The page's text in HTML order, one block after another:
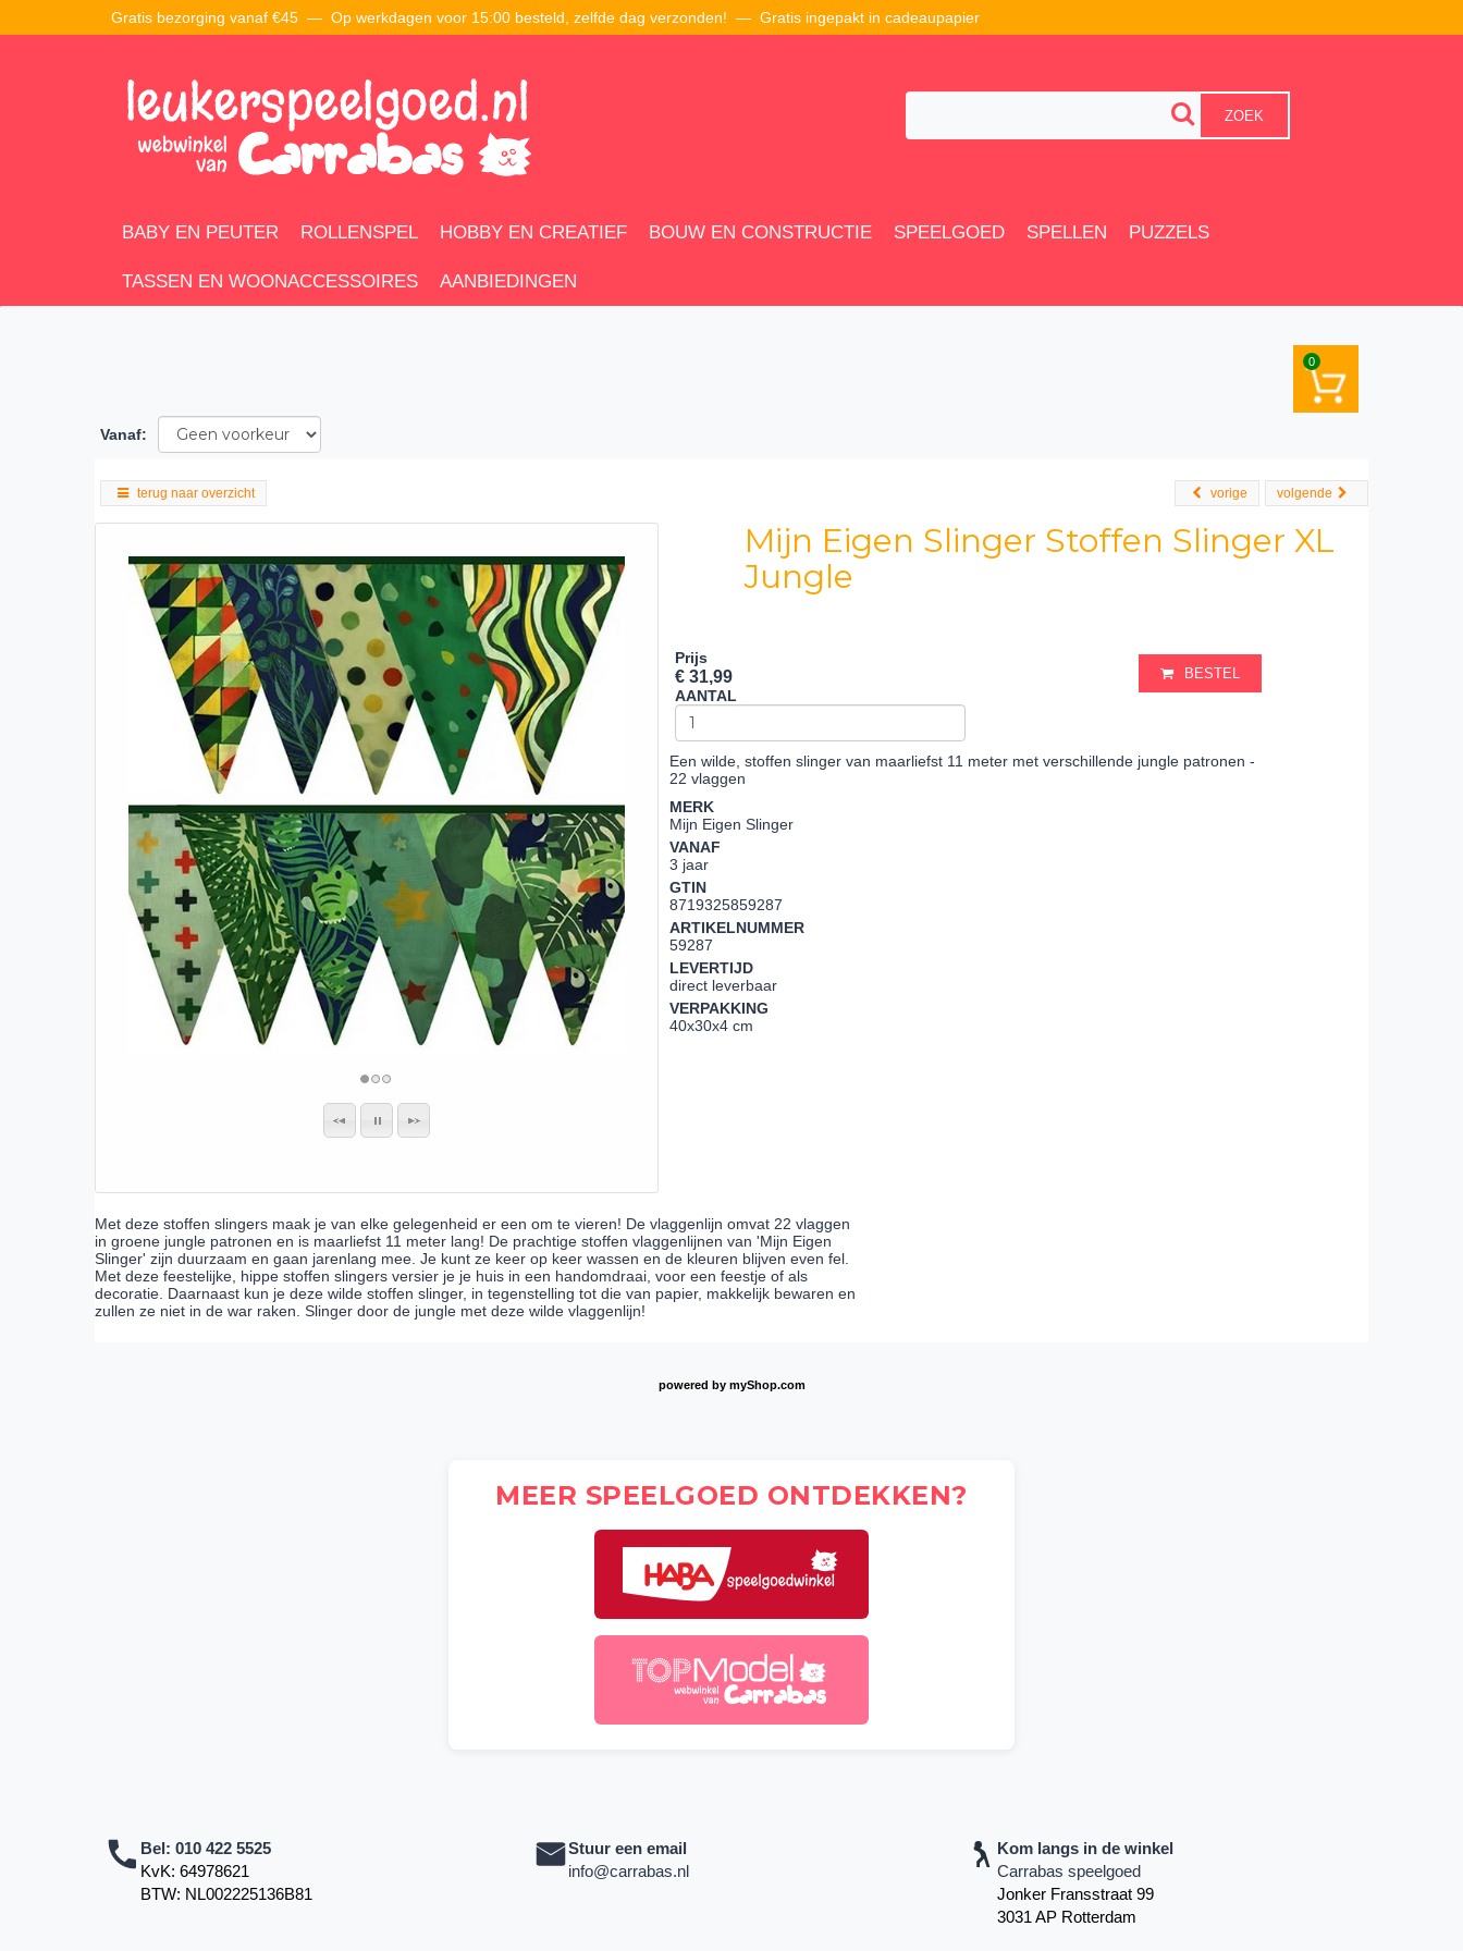
Gratis bezorging vanaf €45 — Op werkdagen voor 15:00 besteld, zelfde dag verzonden! — Gratis ingepakt in cadeaupapier
ZOEK
BABY EN PEUTER ROLLENSPEL HOBBY EN CREATIEF BOUW EN CONSTRUCTIE SPEELGOED SPELLEN PUZZELS
TASSEN EN WOONACCESSOIRES AANBIEDINGEN
0
Vanaf:
terug naar overzicht volgende
vorige
Mijn Eigen Slinger Stoffen Slinger XL
Jungle
Prijs
€ 31,99
AANTAL
BESTEL
Een wilde, stoffen slinger van maarliefst 11 meter met verschillende jungle patronen -
22 vlaggen
MERK
Mijn Eigen Slinger
VANAF
3 jaar
GTIN
8719325859287
ARTIKELNUMMER
59287
LEVERTIJD
direct leverbaar
VERPAKKING
40x30x4 cm
Met deze stoffen slingers maak je van elke gelegenheid er een om te vieren! De vlaggenlijn omvat 22 vlaggen
in groene jungle patronen en is maarliefst 11 meter lang! De prachtige stoffen vlaggenlijnen van 'Mijn Eigen
Slinger' zijn duurzaam en gaan jarenlang mee. Je kunt ze keer op keer wassen en de kleuren blijven even fel.
Met deze feestelijke, hippe stoffen slingers versier je je huis in een handomdraai, voor een feestje of als
decoratie. Daarnaast kun je deze wilde stoffen slinger, in tegenstelling tot die van papier, makkelijk bewaren en
zullen ze niet in de war raken. Slinger door de jungle met deze wilde vlaggenlijn!
powered by myShop.com
MEER SPEELGOED ONTDEKKEN?
Bel: 010 422 5525
KvK: 64978621
BTW: NL002225136B81
Stuur een email
info@carrabas.nl
Kom langs in de winkel
Carrabas speelgoed
Jonker Fransstraat 99
3031 AP Rotterdam